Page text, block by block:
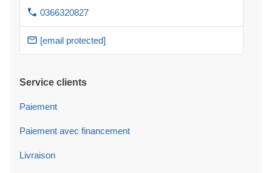
0366320827
[email protected]
Service clients
Paiement
Paiement avec financement
Livraison